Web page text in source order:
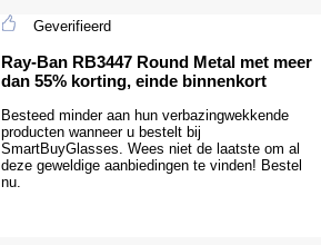
Geverifieerd
Ray-Ban RB3447 Round Metal met meer
dan 55% korting, einde binnenkort
Besteed minder aan hun verbazingwekkende
producten wanneer u bestelt bij
SmartBuyGlasses. Wees niet de laatste om al
deze geweldige aanbiedingen te vinden! Bestel
nu.